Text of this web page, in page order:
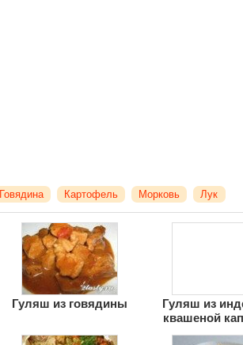
Говядина Картофель Морковь Лук
Гуляш из говядины
Гуляш из
квашеной